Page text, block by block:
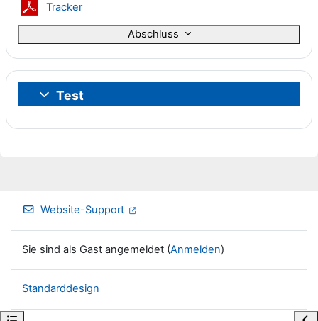
Tracker
Abschluss
Einklappen
Test
Website-Support
Sie sind als Gast angemeldet (Anmelden)
Standarddesign